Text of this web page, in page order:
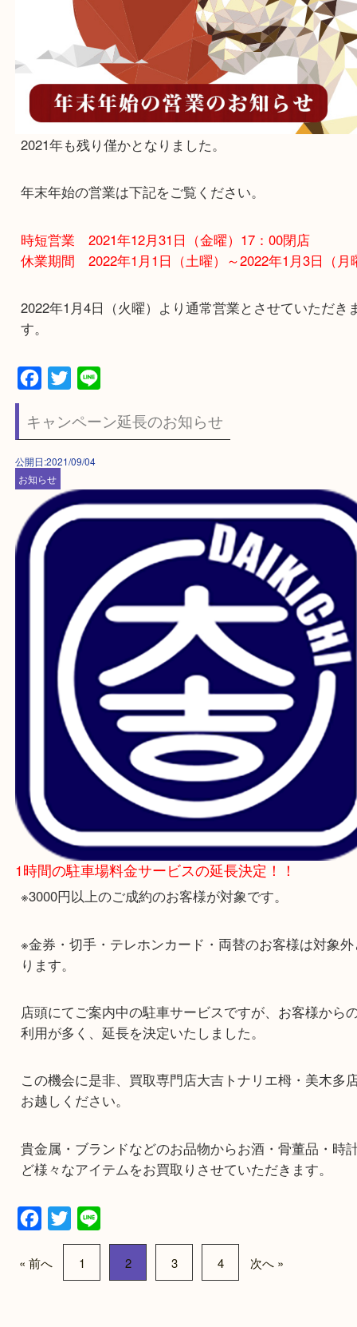
年末年始営業のお知らせ
公開日:2021/12/24
お知らせ
2021年も残り僅かとなりました。
年末年始の営業は下記をご覧ください。
時短営業 2021年12月31日（金曜）17：00閉店
休業期間 2022年1月1日（土曜）～2022年1月3日
2022年1月4日（火曜）より通常営業とさせていた
Facebook
Twitter
Line
キャンペーン延長のお知らせ
公開日:2021/09/04
1時間の駐車場料金サービスの延長決定！！
※金券・切手・テレホンカード・両替のお客様は対
ります。